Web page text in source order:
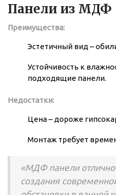
Панели из МДФ
Преимущества:
Эстетичный вид –
Устойчивость к
подходящие панели.
Недостатки:
Цена – дороже
Монтаж требует
«МДФ панели
создания